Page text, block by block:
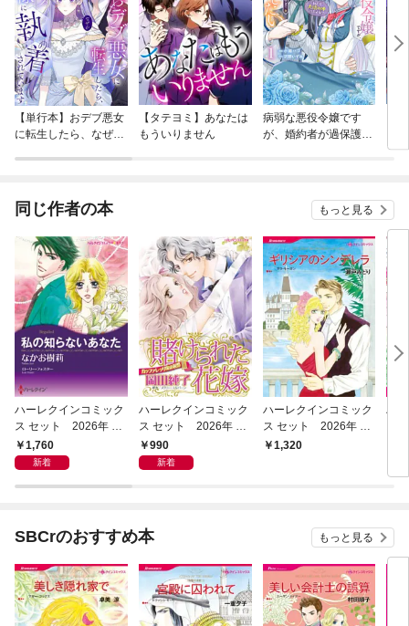
【単行本】おデブ悪女
に転生したら、なぜか
【タテヨミ】あなたは
もういりません
病弱な悪役令嬢です
が、婚約者が過保護す
同じ作者の本 もっと見る
ハーレクインコミック
ス セット 2026年 vo
l.1213
1,760
新着
ハーレクインコミック
ス セット 2026年 vo
l.1086
990
新着
ハーレクインコミック
ス セット 2026年 vo
l.1003
1,320
ハ
SBCrのおすすめ本 もっと見る